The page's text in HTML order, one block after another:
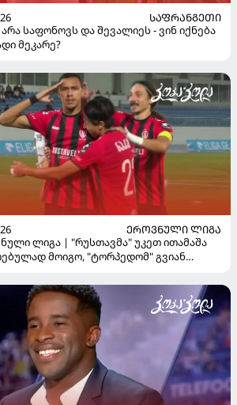
ᲡᲐᲤᲠᲐᲜᲒᲔᲗᲘ
საფონოვს და შევალიეს - ვინ იქნება
მეკარე?
ᲔᲠᲝᲕᲜᲣᲚᲘ ᲚᲘᲒᲐ
ლიგა | "რუსთავმა" უკეთ ითამაშა
მოიგო, "ტორპედომ" გვიან